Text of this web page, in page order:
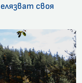
своя